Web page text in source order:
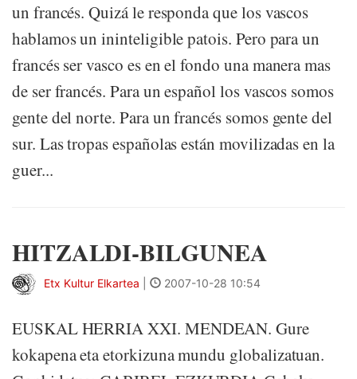
un francés. Quizá le responda que los vascos
hablamos un ininteligible patois. Pero para un
francés ser vasco es en el fondo una manera mas
de ser francés. Para un español los vascos somos
gente del norte. Para un francés somos gente del
sur. Las tropas españolas están movilizadas en la
guer...
HITZALDI-BILGUNEA
Etx Kultur Elkartea 2007-10-28 10:54
EUSKAL HERRIA XXI. MENDEAN. Gure
kokapena eta etorkizuna mundu globalizatuan.